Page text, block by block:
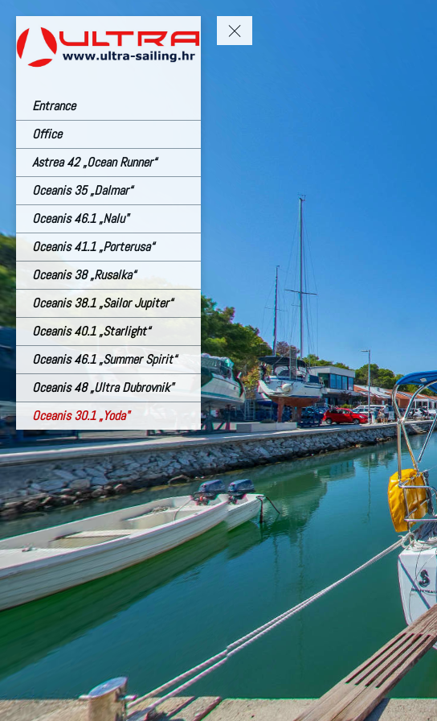
Entrance
Office
Astrea 42 „Ocean Runner“
Oceanis 35 „Dalmar“
Oceanis 46.1 „Nalu"
Oceanis 41.1 „Porterusa“
Oceanis 38 „Rusalka“
Oceanis 38.1 „Sailor Jupiter“
Oceanis 40.1 „Starlight“
Oceanis 46.1 „Summer Spirit“
Oceanis 48 „Ultra Dubrovnik"
Oceanis 30.1 „Yoda"